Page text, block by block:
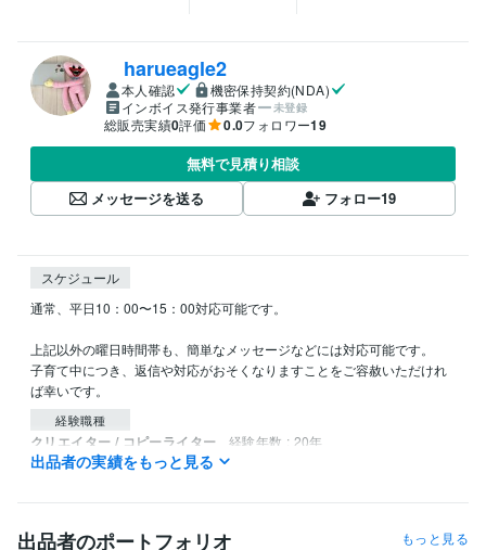
harueagle2
本人確認
機密保持契約(NDA)
インボイス発行事業者
未登録
総販売実績0評価 0.0フォロワー19
無料で見積り相談
メッセージを送る
フォロー19
スケジュール
通常、平日10：00〜15：00対応可能です。
上記以外の曜日時間帯も、簡単なメッセージなどには対応可能です。
子育て中につき、返信や対応がおそくなりますことをご容赦いただけれ
ば幸いです。
経験職種
クリエイター / コピーライター 経験年数 : 20年
クリエイター / ライター・編集 経験年数 : 20年
資格・検定
日商簿記検定1級 取得年 : 1997年
出品者の実績をもっと見る
出品者のポートフォリオ もっと見る